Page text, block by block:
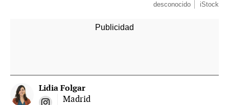
desconocido
iStock
Lidia Folgar
Madrid